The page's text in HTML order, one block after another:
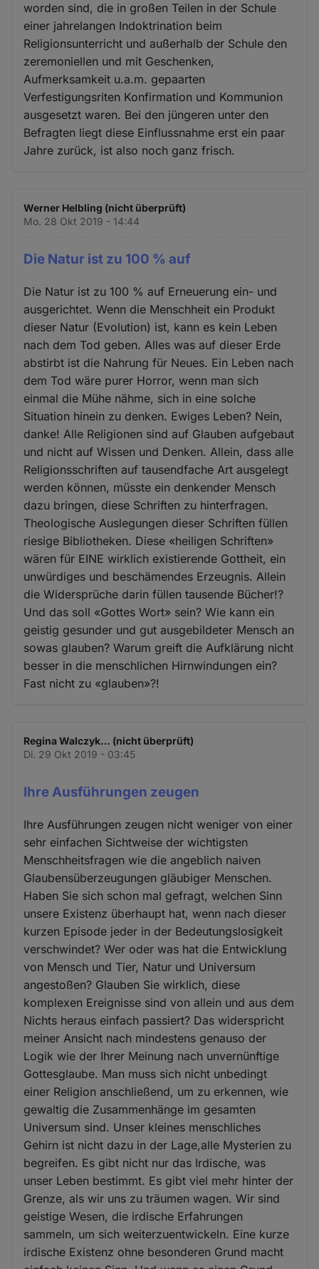
worden sind, die in großen Teilen in der Schule
einer jahrelangen Indoktrination beim
Religionsunterricht und außerhalb der Schule den
zeremoniellen und mit Geschenken,
Aufmerksamkeit u.a.m. gepaarten
Verfestigungsriten Konfirmation und Kommunion
ausgesetzt waren. Bei den jüngeren unter den
Befragten liegt diese Einflussnahme erst ein paar
Jahre zurück, ist also noch ganz frisch.
Werner Helbling (nicht überprüft)
Mo. 28 Okt 2019 - 14:44
Die Natur ist zu 100 % auf
Die Natur ist zu 100 % auf Erneuerung ein- und
ausgerichtet. Wenn die Menschheit ein Produkt
dieser Natur (Evolution) ist, kann es kein Leben
nach dem Tod geben. Alles was auf dieser Erde
abstirbt ist die Nahrung für Neues. Ein Leben nach
dem Tod wäre purer Horror, wenn man sich
einmal die Mühe nähme, sich in eine solche
Situation hinein zu denken. Ewiges Leben? Nein,
danke! Alle Religionen sind auf Glauben aufgebaut
und nicht auf Wissen und Denken. Allein, dass alle
Religionsschriften auf tausendfache Art ausgelegt
werden können, müsste ein denkender Mensch
dazu bringen, diese Schriften zu hinterfragen.
Theologische Auslegungen dieser Schriften füllen
riesige Bibliotheken. Diese «heiligen Schriften»
wären für EINE wirklich existierende Gottheit, ein
unwürdiges und beschämendes Erzeugnis. Allein
die Widersprüche darin füllen tausende Bücher!?
Und das soll «Gottes Wort» sein? Wie kann ein
geistig gesunder und gut ausgebildeter Mensch an
sowas glauben? Warum greift die Aufklärung nicht
besser in die menschlichen Hirnwindungen ein?
Fast nicht zu «glauben»?!
Regina Walczyk… (nicht überprüft)
Di. 29 Okt 2019 - 03:45
Ihre Ausführungen zeugen
Ihre Ausführungen zeugen nicht weniger von einer
sehr einfachen Sichtweise der wichtigsten
Menschheitsfragen wie die angeblich naiven
Glaubensüberzeugungen gläubiger Menschen.
Haben Sie sich schon mal gefragt, welchen Sinn
unsere Existenz überhaupt hat, wenn nach dieser
kurzen Episode jeder in der Bedeutungslosigkeit
verschwindet? Wer oder was hat die Entwicklung
von Mensch und Tier, Natur und Universum
angestoßen? Glauben Sie wirklich, diese
komplexen Ereignisse sind von allein und aus dem
Nichts heraus einfach passiert? Das widerspricht
meiner Ansicht nach mindestens genauso der
Logik wie der Ihrer Meinung nach unvernünftige
Gottesglaube. Man muss sich nicht unbedingt
einer Religion anschließend, um zu erkennen, wie
gewaltig die Zusammenhänge im gesamten
Universum sind. Unser kleines menschliches
Gehirn ist nicht dazu in der Lage,alle Mysterien zu
begreifen. Es gibt nicht nur das Irdische, was
unser Leben bestimmt. Es gibt viel mehr hinter der
Grenze, als wir uns zu träumen wagen. Wir sind
geistige Wesen, die irdische Erfahrungen
sammeln, um sich weiterzuentwickeln. Eine kurze
irdische Existenz ohne besonderen Grund macht